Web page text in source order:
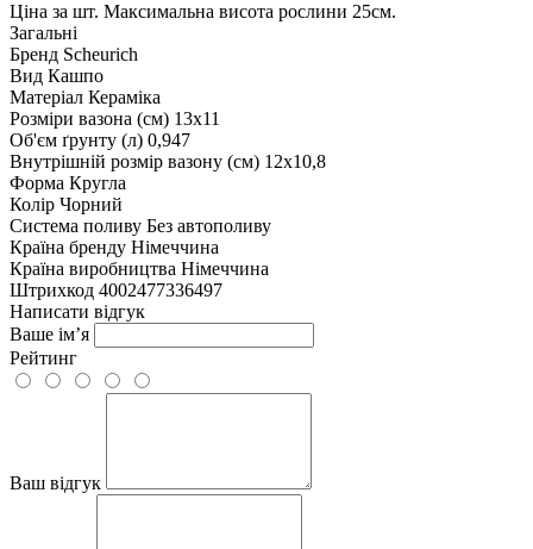
Ціна за шт. Максимальна висота рослини 25см.
Загальні
Бренд Scheurich
Вид Кашпо
Матеріал Кераміка
Розміри вазона (см) 13x11
Об'єм ґрунту (л) 0,947
Внутрішній розмір вазону (см) 12x10,8
Форма Кругла
Колір Чорний
Система поливу Без автополиву
Країна бренду Німеччина
Країна виробництва Німеччина
Штрихкод 4002477336497
Написати відгук
Ваше ім’я
Рейтинг
Ваш відгук